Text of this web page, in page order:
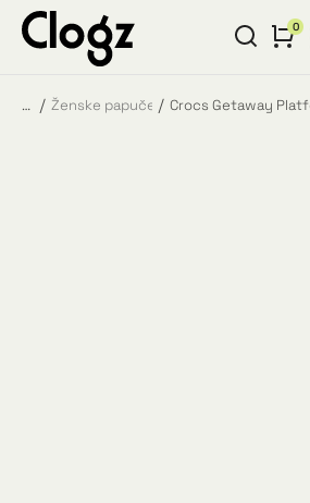
You are here:
Ženske papuče Crocs Getaway